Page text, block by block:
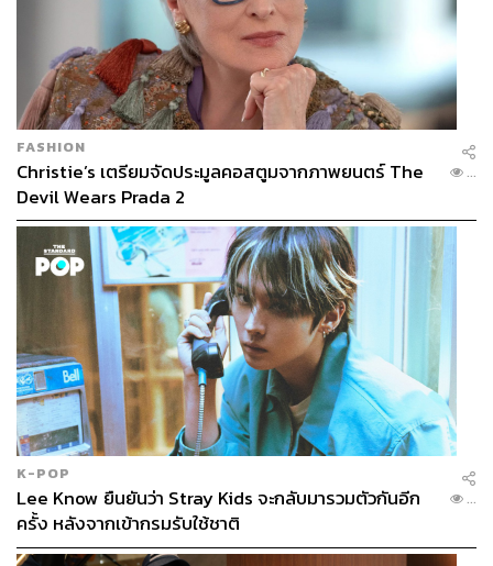
FASHION
Christie’s เตรียมจัดประมูลคอสตูมจากภาพยนตร์ The
Devil Wears Prada 2
...
K-POP
Lee Know ยืนยันว่า Stray Kids จะกลับมารวมตัวกันอีก
ครั้ง หลังจากเข้ากรมรับใช้ชาติ
...